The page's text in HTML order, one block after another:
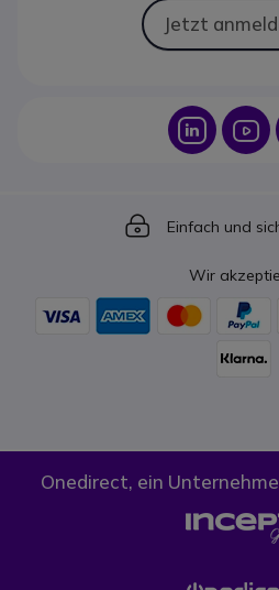
Jetzt
Icon
Icon
Einfach und
Wir
Onedirect, ein